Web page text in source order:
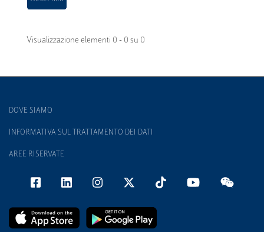
Visualizzazione elementi 0 - 0 su 0
DOVE SIAMO
INFORMATIVA SUL TRATTAMENTO DEI DATI
AREE RISERVATE